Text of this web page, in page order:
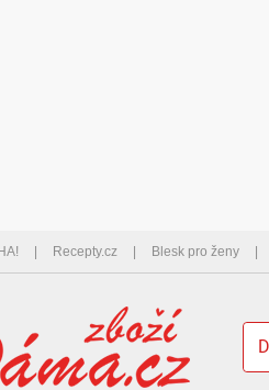
Recepty.cz Blesk pro ženy